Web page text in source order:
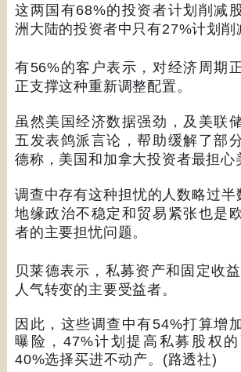
这两国有68%的投资者计划削减
洲大陆的投资者中只有27%计划削
有56%的客户表示，对经济周期
正支撑这种重新调整配置。
虽然美国经济数据强劲，及美联
五发表鸽派言论，帮助缓解了部
德称，美国和加拿大投资者最担心
调查中存有这种担忧的人数略过半
地缘政治不稳定和贸易紧张也是
者的主要担忧问题。
贝莱德表示，私募资产和固定收
人气转变的主要受益者。
因此，这些调查中有54%打算增
曝险， 47%计划提高私募股权
40%选择买进不动产。 (路透社)